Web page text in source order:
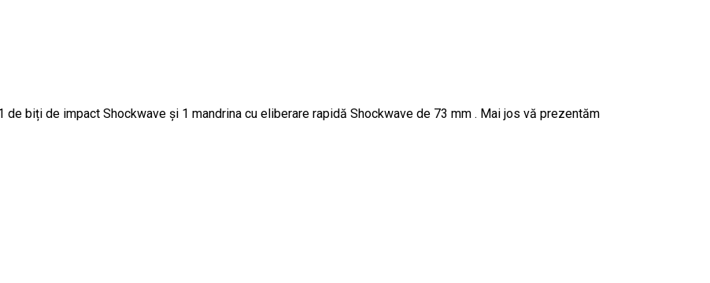
de biți de impact Shockwave și 1 mandrina cu eliberare rapidă Shockwave de 73 mm . Mai jos vă prezentăm